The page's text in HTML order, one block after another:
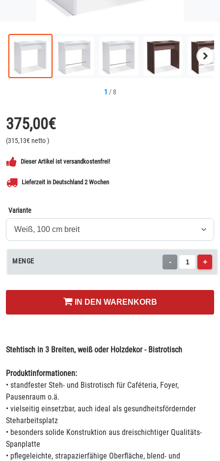
Bild
1 / 8
375,00€
(315,13€ netto)
Dieser Artikel ist versandkostenfrei!
Lieferzeit in Deutschland 2 Wochen
Variante
MENGE - +
IN DEN WARENKORB
Stehtisch in 3 Breiten, weiß oder Holzdekor - Bistrotisch
Produktinformationen:
• standfester Steh- und Bistrotisch für Caféteria, Foyer,
Pausenraum o.ä.
• vielseitig einsetzbar, auch ideal als gesundheitsfördernder
Steharbeitsplatz
• besonders solide Konstruktion aus dreischichtiger Qualitäts-
Spanplatte
• pflegeleichte, strapazierfähige Oberfläche, blend- und